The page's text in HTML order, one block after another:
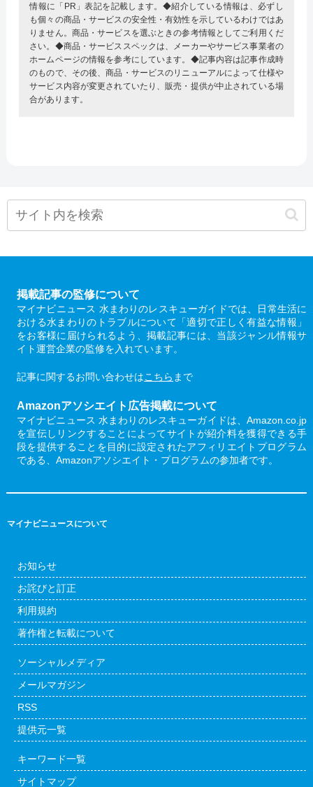
情報に「PR」表記を記載します。◆紹介している情報は、必ずし
も個々の商品・サービスの安全性・有効性を示しているわけではあ
りません。商品・サービスを選ぶときの参考情報としてご利用くだ
さい。◆商品・サービススペックは、メーカーやサービス事業者の
ホームページの情報を参考にしています。◆記事内容は記事作成時
のもので、その後、商品・サービスのリニューアルによって仕様や
サービス内容が変更されていたり、販売・提供が中止されている場
合があります。
掲載記事の監修について
マイナビニュース 水まわりのレスキューガイドでは、日常生活に
おける水まわりのトラブルについて「適切で正しく有益な情報」
をお客様に届けられるよう、掲載記事には、当該ジャンル情報サ
イト運営企業の監修を入れています。
記事に関するお問い合わせはこちら まで
Amazonアソシエイト広告掲載について
マイナビニュース 水まわりのレスキューガイドは、Amazon.co.jp
を宣伝しリンクすることによってサイトが紹介料を獲得できる手
段を提供することを目的に設定されたアフィリエイトプログラム
である、Amazonアソシエイト・プログラムの参加者です。
マイナビニュースについて
お知らせ
お詫びと訂正
利用規約
著作権と転載について
ソーシャルメディア
メールマガジン
RSS
提供元一覧
キーワード一覧
サイトマップ